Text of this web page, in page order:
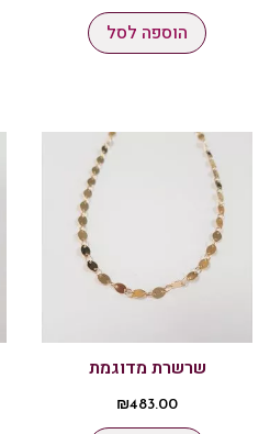
הוספה לסל
שרשרת מדוגמת
₪483.00